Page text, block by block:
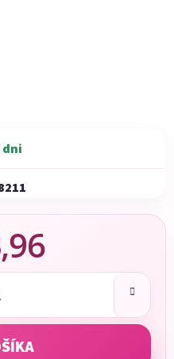
dni
cena: